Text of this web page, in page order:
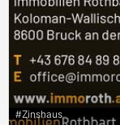
#Zinshaus